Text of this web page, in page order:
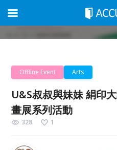
Offline Event Arts
U&S叔叔與妹妹 絹印
畫展系列活動
328 1